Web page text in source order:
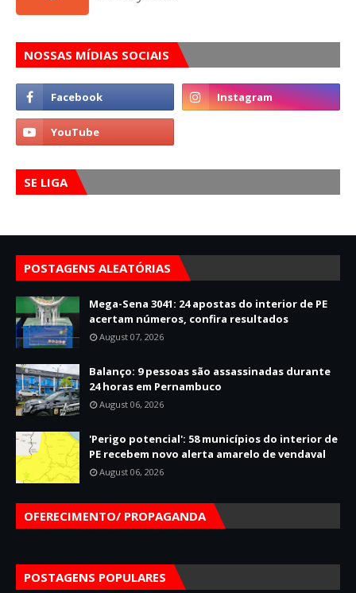
NOSSAS MÍDIAS SOCIAIS
SE LIGA
POSTAGENS ALEATÓRIAS
Mega-Sena 3041: 24 apostas do interior de PE
acertam números, confira resultados
August 07, 2026
Balanço: 9 pessoas são assassinadas durante
24 horas em Pernambuco
August 06, 2026
'Perigo potencial': 58 municípios do interior de
PE recebem novo alerta amarelo de vendaval
August 06, 2026
OFERECIMENTO/ PROPAGANDA
POSTAGENS POPULARES